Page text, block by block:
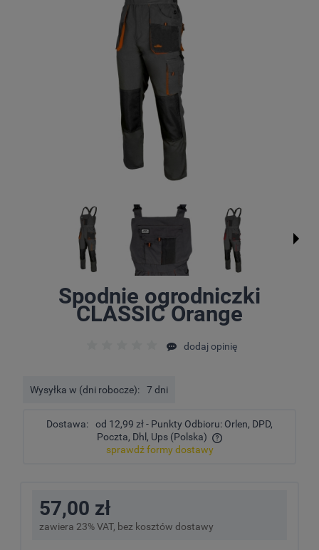
Spodnie ogrodniczki
CLASSIC Orange
dodaj opinię
Wysyłka w (dni robocze): 7 dni
Dostawa: od 12,99 zł- Punkty Odbioru: Orlen, DPD,
Poczta, Dhl, Ups (Polska)
Cena nie zawiera ewentualnych kosztów płatności
sprawdź formy dostawy
57,00 zł
zawiera 23% VAT, bez kosztów dostawy